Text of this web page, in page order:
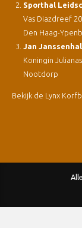
Sporthal
Vas Diazdreef 20
Den Haag-
Jan Janssenhal
Koningin
Nootdorp
Bekijk de Lynx